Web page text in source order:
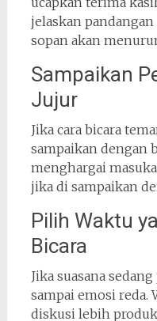
jelaskan
sopan akan
Sampaikan
Jujur
Jika cara bicara
sampaikan dengan
menghargai
jika di sampaikan
Pilih Waktu
Bicara
Jika suasana
sampai emosi reda.
diskusi lebih